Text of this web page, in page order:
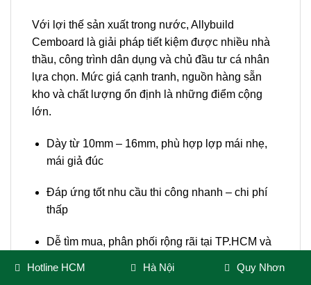
Với lợi thế sản xuất trong nước, Allybuild
Cemboard là giải pháp tiết kiệm được nhiều nhà
thầu, công trình dân dụng và chủ đầu tư cá nhân
lựa chọn. Mức giá cạnh tranh, nguồn hàng sẵn
kho và chất lượng ổn định là những điểm cộng
lớn.
Dày từ 10mm – 16mm, phù hợp lợp mái nhẹ,
mái giả đúc
Đáp ứng tốt nhu cầu thi công nhanh – chi phí
thấp
Dễ tìm mua, phân phối rộng rãi tại TP.HCM và
Hotline HCM Hà Nội Quy Nhơn